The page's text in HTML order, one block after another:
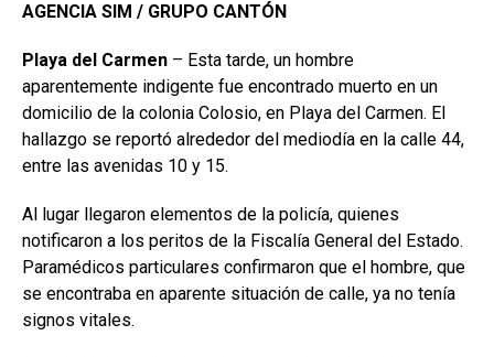
AGENCIA SIM / GRUPO CANTÓN
Playa del Carmen – Esta tarde, un hombre
aparentemente indigente fue encontrado muerto en un
domicilio de la colonia Colosio, en Playa del Carmen. El
hallazgo se reportó alrededor del mediodía en la calle 44,
entre las avenidas 10 y 15.
Al lugar llegaron elementos de la policía, quienes
notificaron a los peritos de la Fiscalía General del Estado.
Paramédicos particulares confirmaron que el hombre, que
se encontraba en aparente situación de calle, ya no tenía
signos vitales.